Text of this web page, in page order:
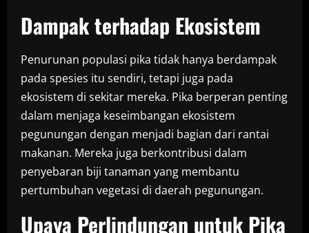
Dampak terhadap Ekosistem
Penurunan populasi pika tidak hanya berdampak
pada spesies itu sendiri, tetapi juga pada
ekosistem di sekitar mereka. Pika berperan penting
dalam menjaga keseimbangan ekosistem
pegunungan dengan menjadi bagian dari rantai
makanan. Mereka juga berkontribusi dalam
penyebaran biji tanaman yang membantu
pertumbuhan vegetasi di daerah pegunungan.
Upaya Perlindungan untuk Pika